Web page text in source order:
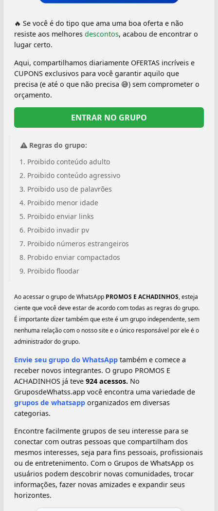
🔥 Se você é do tipo que ama uma boa oferta e não
resiste aos melhores descontos, acabou de encontrar o
lugar certo.
Aqui, compartilhamos diariamente OFERTAS incríveis e
CUPONS exclusivos para você garantir aquilo que
precisa (e até o que não precisa 😅) sem comprometer o
orçamento.
ENTRAR NO GRUPO
Regras do grupo:
Proibido conteúdo adulto
Proibido conteúdo agressivo
Proibido uso de palavrões
Proibido menor idade
Proibido enviar links
Proibido invadir pv
Proibido números estrangeiros
Probido enviar compactados
Proibido floodar
Ao acessar o grupo de WhatsApp PROMOS E ACHADINHOS, esteja
ciente que você deve estar de acordo com todas as regras do grupo.
É importante dizer também que este é um grupo independente, sem
nenhuma relação com o nosso site e o único responsável por ele é o
administrador do grupo.
Envie seu grupo do WhatsApp também e comece a
receber novos integrantes. O grupo PROMOS E
ACHADINHOS já teve 924 acessos. No
GruposdeWhatss.app você encontra uma variedade de
grupos de whatsapp organizados em diversas
categorias.
Encontre facilmente grupos de seu interesse para se
conectar com outras pessoas que compartilham dos
mesmos interesses, seja para fins pessoais, profissionais
ou de entretenimento. Com o Grupos de WhatsApp os
usuários podem descobrir novas comunidades, trocar
informações, fazer novas amizades e expandir seus
horizontes.